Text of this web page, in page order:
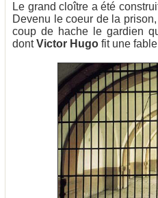
Le grand cloître a été
Devenu le coeur de la
coup de hache le gardien
dontVictor Hugo fit une